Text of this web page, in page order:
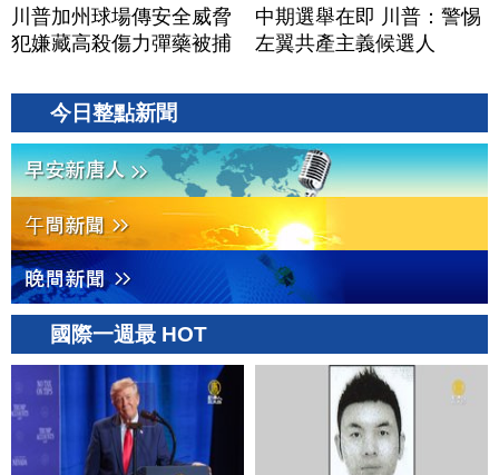
川普加州球場傳安全威脅
犯嫌藏高殺傷力彈藥被捕
中期選舉在即 川普：警惕
左翼共產主義候選人
今日整點新聞
國際一週最 HOT